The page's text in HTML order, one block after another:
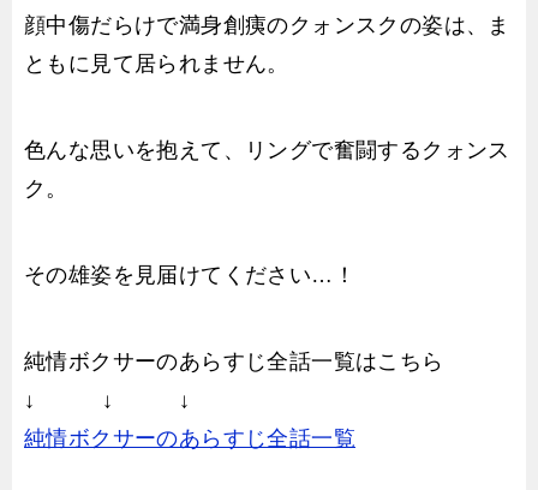
顔中傷だらけで満身創痍のクォンスクの姿は、ま
ともに見て居られません。
色んな思いを抱えて、リングで奮闘するクォンス
ク。
その雄姿を見届けてください…！
純情ボクサーのあらすじ全話一覧はこちら
↓ ↓ ↓
純情ボクサーのあらすじ全話一覧